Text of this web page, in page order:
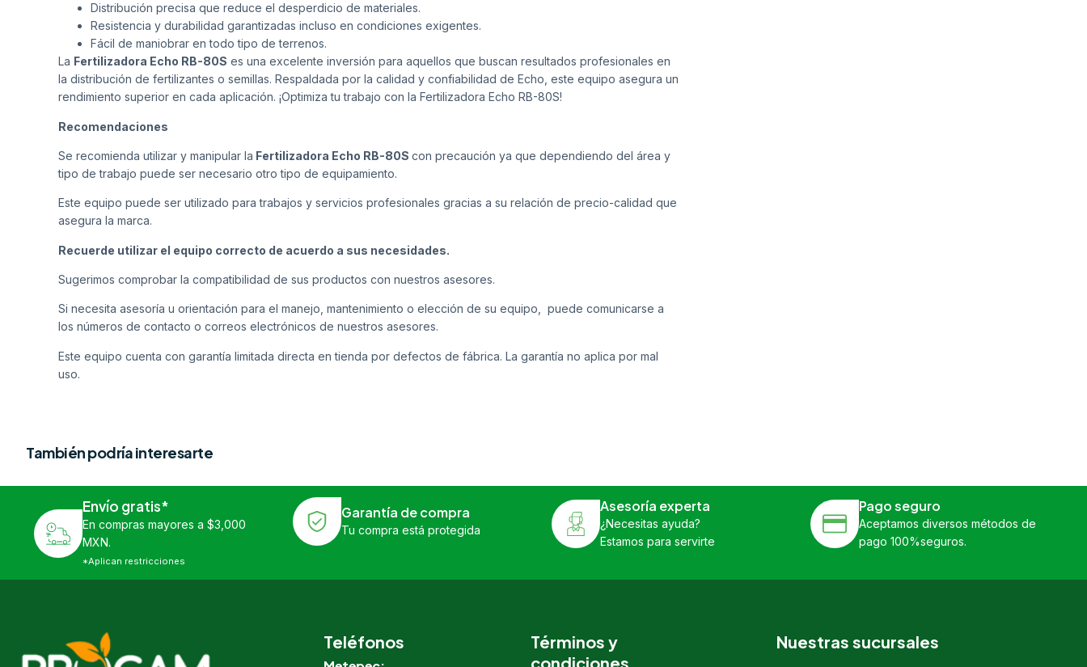
Distribución precisa que reduce el desperdicio de materiales.
Resistencia y durabilidad garantizadas incluso en condiciones exigentes.
Fácil de maniobrar en todo tipo de terrenos.
La Fertilizadora Echo RB-80S es una excelente inversión para aquellos que buscan resultados profesionales en
la distribución de fertilizantes o semillas. Respaldada por la calidad y confiabilidad de Echo, este equipo asegura un
rendimiento superior en cada aplicación. ¡Optimiza tu trabajo con la Fertilizadora Echo RB-80S!
Recomendaciones
Se recomienda utilizar y manipular la Fertilizadora Echo RB-80S con precaución ya que dependiendo del área y
tipo de trabajo puede ser necesario otro tipo de equipamiento.
Este equipo puede ser utilizado para trabajos y servicios profesionales gracias a su relación de precio-calidad que
asegura la marca.
Recuerde utilizar el equipo correcto de acuerdo a sus necesidades.
Sugerimos comprobar la compatibilidad de sus productos con nuestros asesores.
Si necesita asesoría u orientación para el manejo, mantenimiento o elección de su equipo, puede comunicarse a
los números de contacto o correos electrónicos de nuestros asesores.
Este equipo cuenta con garantía limitada directa en tienda por defectos de fábrica. La garantía no aplica por mal
uso.
También podría interesarte
Envío gratis*
En compras mayores a $3,000
MXN.
*Aplican restricciones
Garantía de compra
Tu compra está protegida
Asesoría experta
¿Necesitas ayuda?
Estamos para servirte
Pago seguro
Aceptamos diversos métodos de
pago 100%seguros.
Teléfonos
Términos y
condiciones
Nuestras sucursales